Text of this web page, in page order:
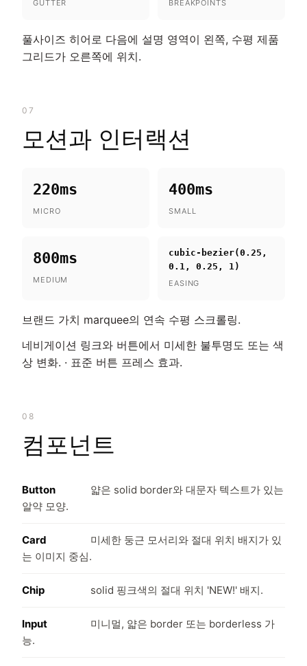
GUTTER BREAKPOINTS
풀사이즈 히어로 다음에 설명 영역이 왼쪽, 수평 제품
그리드가 오른쪽에 위치.
07
모션과 인터랙션
220ms
MICRO
400ms
SMALL
800ms
MEDIUM
cubic-bezier(0.25,
0.1, 0.25, 1)
EASING
브랜드 가치 marquee의 연속 수평 스크롤링.
네비게이션 링크와 버튼에서 미세한 불투명도 또는 색
상 변화. · 표준 버튼 프레스 효과.
08
컴포넌트
Button
얇은 solid border와 대문자 텍스트가 있는
알약 모양.
Card
미세한 둥근 모서리와 절대 위치 배지가 있
는 이미지 중심.
Chip solid 핑크색의 절대 위치 'NEW!' 배지.
Input
미니멀, 얇은 border 또는 borderless 가
능.